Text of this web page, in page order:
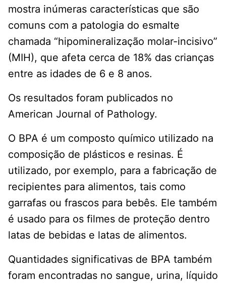
mostra inúmeras características que são
comuns com a patologia do esmalte
chamada “hipomineralização molar-incisivo”
(MIH), que afeta cerca de 18% das crianças
entre as idades de 6 e 8 anos.
Os resultados foram publicados no
American Journal of Pathology.
O BPA é um composto químico utilizado na
composição de plásticos e resinas. É
utilizado, por exemplo, para a fabricação de
recipientes para alimentos, tais como
garrafas ou frascos para bebês. Ele também
é usado para os filmes de proteção dentro
latas de bebidas e latas de alimentos.
Quantidades significativas de BPA também
foram encontradas no sangue, urina, líquido